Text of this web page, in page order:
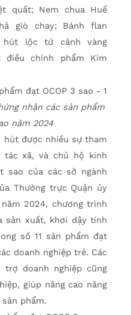
quất; Nem chua Huế
giò chay; Bánh flan
hút lộc tứ cảnh vàng
chính phẩm Kim
nhận các sản phẩm
năm 2024
hút được nhiều sự tham
tác xã, và chủ hộ kinh
sao của các sở ngành
Thường trực Quận ủy
2024, chương trình
sản xuất, khơi dậy tinh
số 11 sản phẩm đạt
doanh nghiệp trẻ. Các
doanh nghiệp cũng
giúp nâng cao năng
phẩm.